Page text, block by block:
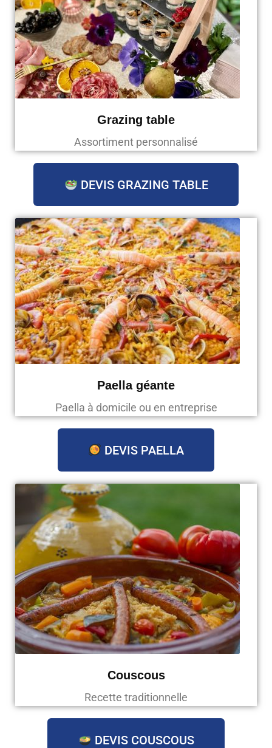
Grazing table
Assortiment personnalisé
DEVIS GRAZING TABLE
Paella géante
Paella à domicile ou en entreprise
DEVIS PAELLA
Couscous
Recette traditionnelle
DEVIS COUSCOUS